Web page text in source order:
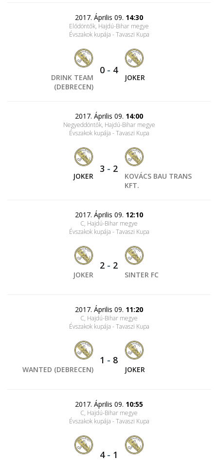
2017. Április 09. 14:30
Elődöntők, Hajdú-Bihar megye
Évszakok kupája - Tavaszi Kupa
DRINK TEAM
(DEBRECEN)
0 - 4
JOKER
2017. Április 09. 14:00
Negyeddöntők, Hajdú-Bihar megye
Évszakok kupája - Tavaszi Kupa
JOKER
3 - 2
KOVÁCS BAU TRANS
KFT.
2017. Április 09. 12:10
C, Hajdú-Bihar megye
Évszakok kupája - Tavaszi Kupa
JOKER
2 - 2
SINTER FC
2017. Április 09. 11:20
C, Hajdú-Bihar megye
Évszakok kupája - Tavaszi Kupa
WANTED (DEBRECEN)
1 - 8
JOKER
2017. Április 09. 10:55
C, Hajdú-Bihar megye
Évszakok kupája - Tavaszi Kupa
4- 1